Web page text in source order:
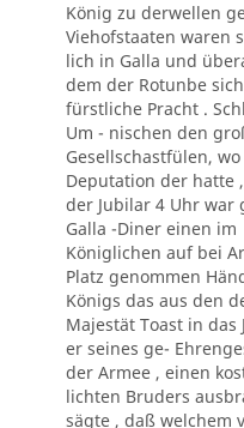
König zu derwellen
Viehofstaaten waren
lich in Galla und
dem der Rotunbe sich
fürstliche Pracht .
Um - nischen den
Gesellschastfülen,
Deputation der hatte
der Jubilar 4 Uhr war
Galla -Diner einen im
Königlichen auf bei
Platz genommen
Königs das aus den
Majestät Toast in das
er seines ge-
der Armee , einen
lichten Bruders
sägte , daß welchem